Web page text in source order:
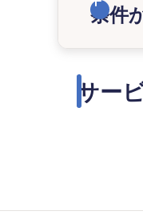
条件
サー